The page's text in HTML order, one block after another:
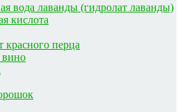
вода лаванды (гидролат лаванды)
кислота
красного перца
вино